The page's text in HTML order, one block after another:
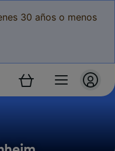
30 años o menos